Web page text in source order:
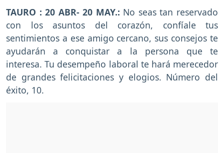
TAURO : 20 ABR- 20 MAY.: No seas tan reservado
con los asuntos del corazón, confíale tus
sentimientos a ese amigo cercano, sus consejos te
ayudarán a conquistar a la persona que te
interesa. Tu desempeño laboral te hará merecedor
de grandes felicitaciones y elogios. Número del
éxito, 10.